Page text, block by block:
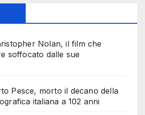
Nolan, il film che
soffocato dalle sue
Pesce, morto il decano della
italiana a 102 anni